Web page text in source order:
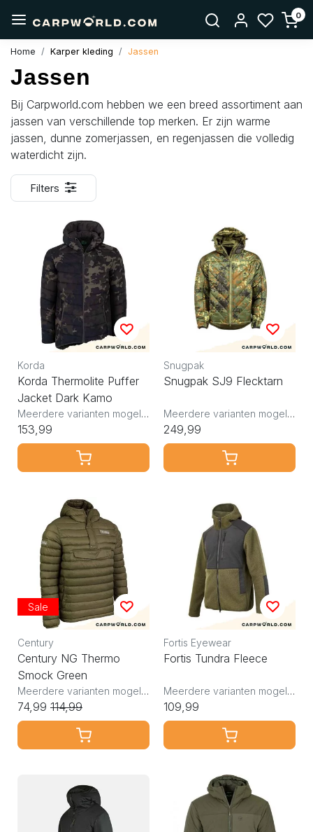
0
Home Karper kleding Jassen
Jassen
Bij Carpworld.com hebben we een breed assortiment aan
jassen van verschillende top merken. Er zijn warme
jassen, dunne zomerjassen, en regenjassen die volledig
waterdicht zijn.
Filters
Korda
Korda Thermolite Puffer
Jacket Dark Kamo
Meerdere varianten mogelijk
153,99
Snugpak
Snugpak SJ9 Flecktarn
Meerdere varianten mogelijk
249,99
Sale
Century
Century NG Thermo
Smock Green
Meerdere varianten mogelijk
74,99 114,99
Fortis Eyewear
Fortis Tundra Fleece
Meerdere varianten mogelijk
109,99